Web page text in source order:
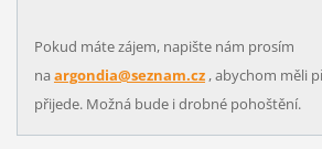
Pokud máte zájem, napište nám prosím
na argondia@seznam.cz, abychom měli
přijede. Možná bude i drobné pohoštění.